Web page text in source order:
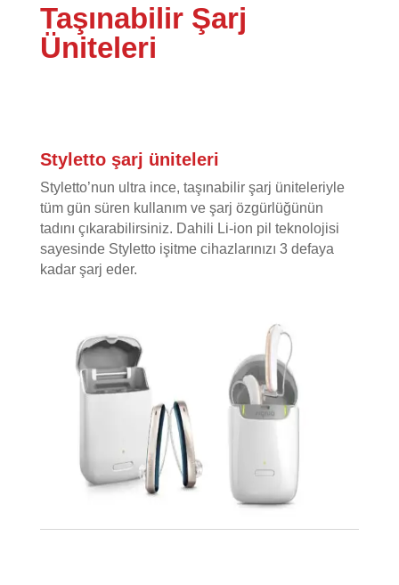
Taşınabilir Şarj
Üniteleri
Styletto şarj üniteleri
Styletto’nun ultra ince, taşınabilir şarj üniteleriyle
tüm gün süren kullanım ve şarj özgürlüğünün
tadını çıkarabilirsiniz. Dahili Li-ion pil teknolojisi
sayesinde Styletto işitme cihazlarınızı 3 defaya
kadar şarj eder.